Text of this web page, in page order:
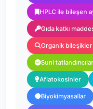
HPLC ile bileşen
Gıda katkı
Organik bileşikler
Suni tatlandırıcılar
Aflatokosinler
Biyokimyasallar